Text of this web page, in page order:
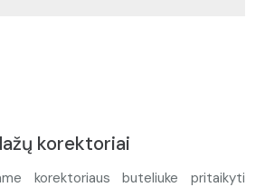
korektoriai
korektoriaus buteliuke pritaikyti